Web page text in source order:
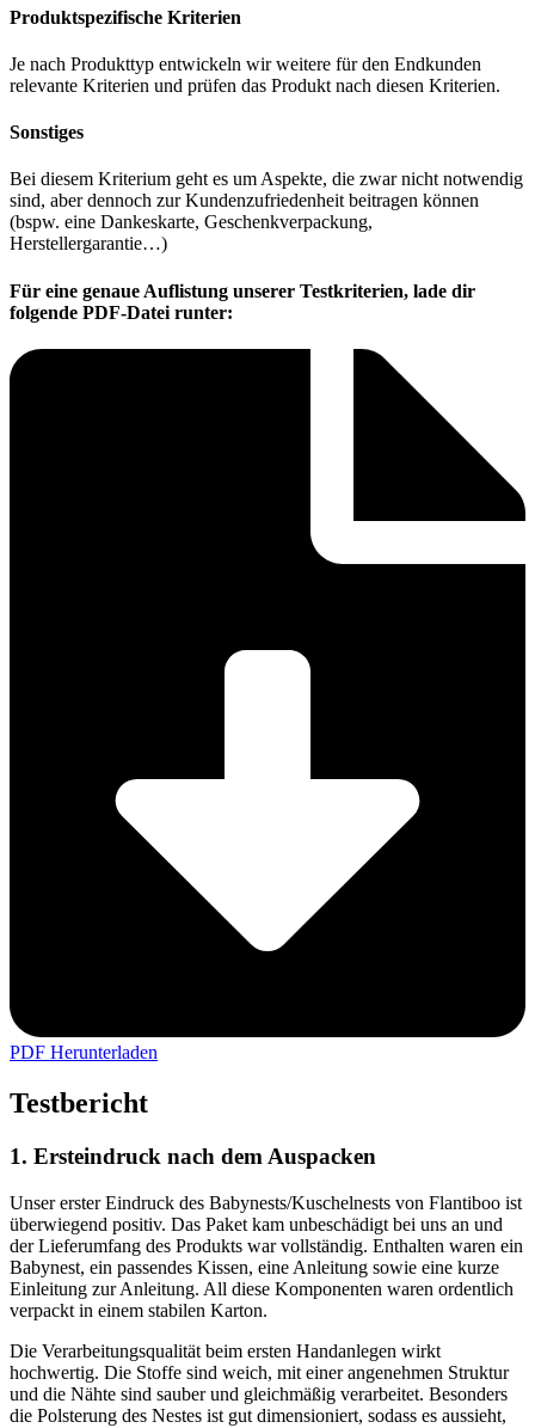
Produktspezifische Kriterien
Je nach Produkttyp entwickeln wir weitere für den Endkunden
relevante Kriterien und prüfen das Produkt nach diesen Kriterien.
Sonstiges
Bei diesem Kriterium geht es um Aspekte, die zwar nicht notwendig
sind, aber dennoch zur Kundenzufriedenheit beitragen können
(bspw. eine Dankeskarte, Geschenkverpackung,
Herstellergarantie…)
Für eine genaue Auflistung unserer Testkriterien, lade dir
folgende PDF-Datei runter:
PDF Herunterladen
Testbericht
1. Ersteindruck nach dem Auspacken
Unser erster Eindruck des Babynests/Kuschelnests von Flantiboo ist
überwiegend positiv. Das Paket kam unbeschädigt bei uns an und
der Lieferumfang des Produkts war vollständig. Enthalten waren ein
Babynest, ein passendes Kissen, eine Anleitung sowie eine kurze
Einleitung zur Anleitung. All diese Komponenten waren ordentlich
verpackt in einem stabilen Karton.
Die Verarbeitungsqualität beim ersten Handanlegen wirkt
hochwertig. Die Stoffe sind weich, mit einer angenehmen Struktur
und die Nähte sind sauber und gleichmäßig verarbeitet. Besonders
die Polsterung des Nestes ist gut dimensioniert, sodass es aussieht,